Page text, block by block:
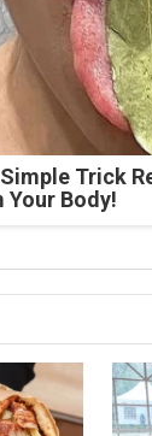
Trick
Your Body!